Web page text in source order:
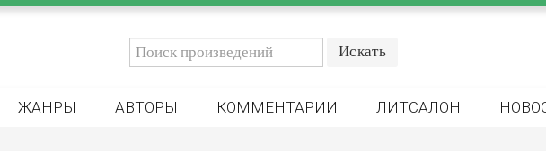
ЖАНРЫ АВТОРЫ КОММЕНТАРИИ ЛИТСАЛОН